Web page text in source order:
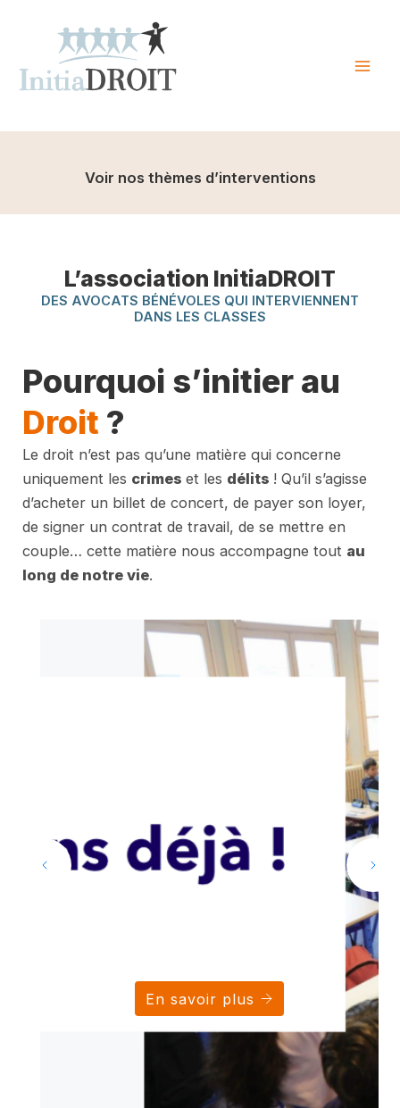
Voir nos thèmes d’interventions
L’association InitiaDROIT
DES AVOCATS BÉNÉVOLES QUI INTERVIENNENT
DANS LES CLASSES
Pourquoi s’initier au
Droit ?
Le droit n’est pas qu’une matière qui concerne
uniquement les crimes et les délits ! Qu’il s’agisse
d’acheter un billet de concert, de payer son loyer,
de signer un contrat de travail, de se mettre en
couple… cette matière nous accompagne tout au
long de notre vie.
En savoir plus